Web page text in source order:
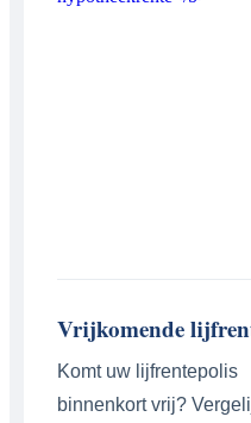
Vrijkomende
Komt uw lijfrentepolis
binnenkort vrij?